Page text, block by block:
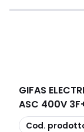
GIFAS
ASC 400V
copia
Cod.